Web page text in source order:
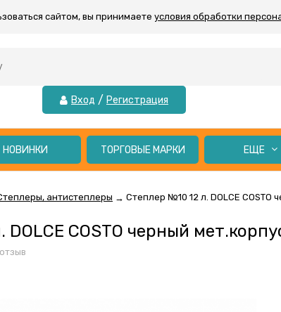
сайтом, вы принимаете условия обработки
Вход / Регистрация
НОВИНКИ ТОРГОВЫЕ МАРКИ ЕЩЕ
антистеплеры → Степлер №10 12 л. DOLCE COSTO
COSTO черный